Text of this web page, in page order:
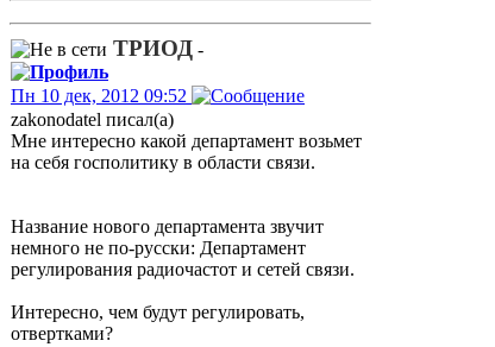
ТРИОД -
Пн 10 дек, 2012 09:52
zakonodatel писал(а)
Мне интересно какой департамент возьмет
на себя госполитику в области связи.
Название нового департамента звучит
немного не по-русски: Департамент
регулирования радиочастот и сетей связи.
Интересно, чем будут регулировать,
отвертками?